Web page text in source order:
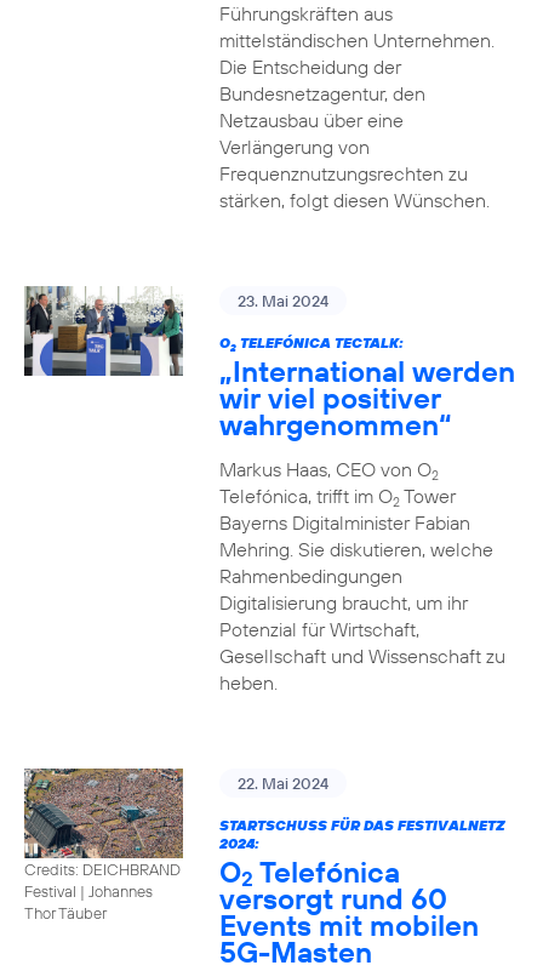
Führungskräften aus
mittelständischen Unternehmen.
Die Entscheidung der
Bundesnetzagentur, den
Netzausbau über eine
Verlängerung von
Frequenznutzungsrechten zu
stärken, folgt diesen Wünschen.
23. Mai 2024
O2TELEFÓNICA TECTALK:
„International werden
wir viel positiver
wahrgenommen“
Markus Haas, CEO von O2
Telefónica, trifft im O2Tower
Bayerns Digitalminister Fabian
Mehring. Sie diskutieren, welche
Rahmenbedingungen
Digitalisierung braucht, um ihr
Potenzial für Wirtschaft,
Gesellschaft und Wissenschaft zu
heben.
Credits: DEICHBRAND
Festival | Johannes
Thor Täuber
22. Mai 2024
STARTSCHUSS FÜR DAS FESTIVALNETZ
2024:
O2 Telefónica
versorgt rund 60
Events mit mobilen
5G-Masten